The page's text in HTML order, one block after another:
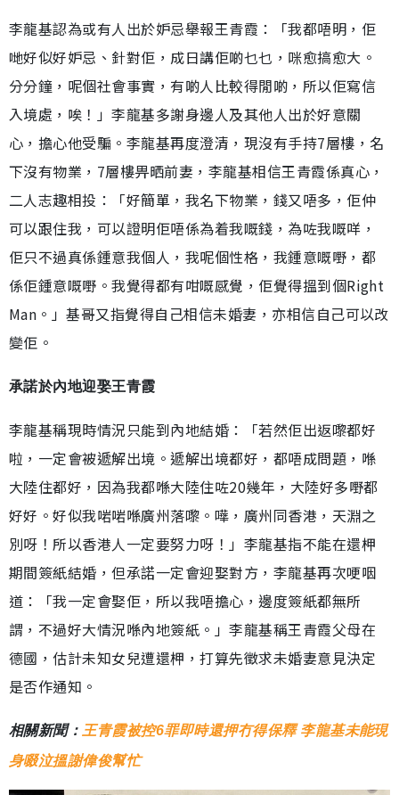
李龍基認為或有人出於妒忌舉報王青霞：「我都唔明，佢
哋好似好妒忌、針對佢，成日講佢啲乜乜，咪愈搞愈大。
分分鐘，呢個社會事實，有啲人比較得閒啲，所以佢寫信
入境處，唉！」李龍基多謝身邊人及其他人出於好意關
心，擔心他受騙。李龍基再度澄清，現沒有手持7層樓，名
下沒有物業，7層樓畀晒前妻，李龍基相信王青霞係真心，
二人志趣相投：「好簡單，我名下物業，錢又唔多，佢仲
可以跟住我，可以證明佢唔係為着我嘅錢，為咗我嘅咩，
佢只不過真係鍾意我個人，我呢個性格，我鍾意嘅嘢，都
係佢鍾意嘅嘢。我覺得都有咁嘅感覺，佢覺得搵到個Right
Man。」基哥又指覺得自己相信未婚妻，亦相信自己可以改
變佢。
承諾於內地迎娶王青霞
李龍基稱現時情況只能到內地結婚：「若然佢出返嚟都好
啦，一定會被遞解出境。遞解出境都好，都唔成問題，喺
大陸住都好，因為我都喺大陸住咗20幾年，大陸好多嘢都
好好。好似我啱啱喺廣州落嚟。嘩，廣州同香港，天淵之
別呀！所以香港人一定要努力呀！」李龍基指不能在還柙
期間簽紙結婚，但承諾一定會迎娶對方，李龍基再次哽咽
道：「我一定會娶佢，所以我唔擔心，邊度簽紙都無所
謂，不過好大情況喺內地簽紙。」李龍基稱王青霞父母在
德國，估計未知女兒遭還柙，打算先徵求未婚妻意見決定
是否作通知。
相關新聞： 王青霞被控6罪即時還押冇得保釋 李龍基未能現
身啜泣搵謝偉俊幫忙